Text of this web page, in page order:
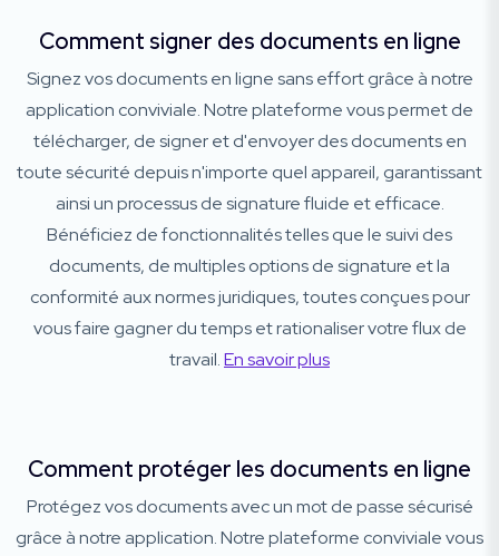
Comment signer des documents en ligne
Signez vos documents en ligne sans effort grâce à notre
application conviviale. Notre plateforme vous permet de
télécharger, de signer et d'envoyer des documents en
toute sécurité depuis n'importe quel appareil, garantissant
ainsi un processus de signature fluide et efficace.
Bénéficiez de fonctionnalités telles que le suivi des
documents, de multiples options de signature et la
conformité aux normes juridiques, toutes conçues pour
vous faire gagner du temps et rationaliser votre flux de
travail.En savoir plus
Comment protéger les documents en ligne
Protégez vos documents avec un mot de passe sécurisé
grâce à notre application. Notre plateforme conviviale vous